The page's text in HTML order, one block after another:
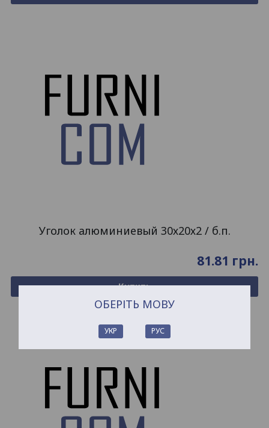
Уголок алюминиевый 30х20х2 / б.п.
81.81 грн.
Купить
ОБЕРІТЬ МОВУ
УКР РУС